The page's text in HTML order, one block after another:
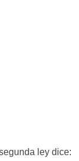
ley dice: